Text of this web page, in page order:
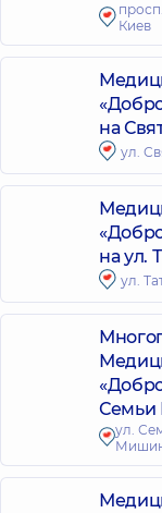
Киев
на
ул.
на ул.
ул.
Семьи
ул.